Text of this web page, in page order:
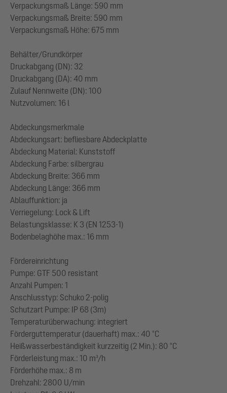
Verpackungsmaß Länge: 590 mm
Verpackungsmaß Breite: 590 mm
Verpackungsmaß Höhe: 675 mm
Behälter/Grundkörper
Druckabgang (DN): 32
Druckabgang (DA): 40 mm
Zulauf Nennweite (DN): 100
Nutzvolumen: 16 l
Abdeckungsmerkmale
Abdeckungsart: befliesbare Abdeckplatte
Abdeckung Material: Kunststoff
Abdeckung Farbe: silbergrau
Abdeckung Breite: 366 mm
Abdeckung Länge: 366 mm
Ablauffunktion: ja
Verriegelung: Lock & Lift
Belastungsklasse: K 3 (EN 1253-1)
Bodenbelaghöhe max.: 16 mm
Fördereinrichtung
Pumpe: GTF 500 resistant
Anzahl Pumpen: 1
Anschlusstyp: Schuko 2-polig
Schutzart Pumpe: IP 68 (3m)
Temperaturüberwachung: integriert
Förderguttemperatur (dauerhaft) max.: 40 °C
Heißwasserbeständigkeit kurzzeitig (2 Min.): 80 °C
Förderleistung max.: 10 m³/h
Förderhöhe max.: 8 m
Drehzahl: 2800 U/min